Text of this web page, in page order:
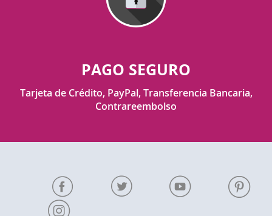
PAGO SEGURO
Tarjeta de Crédito, PayPal, Transferencia Bancaria,
Contrareembolso